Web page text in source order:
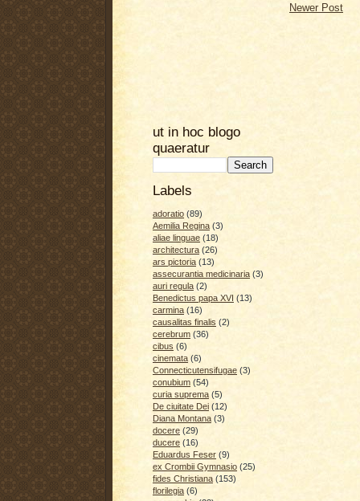
ut in hoc blogo
quaeratur
Labels
adoratio (89)
Aemilia Regina (3)
aliae linguae (18)
architectura (26)
ars pictoria (13)
assecurantia medicinaria (3)
auri regula (2)
Benedictus papa XVI (13)
carmina (16)
causalitas finalis (2)
cerebrum (36)
cibus (6)
cinemata (6)
Connecticutensifugae (3)
conubium (54)
curia suprema (5)
De ciuitate Dei (12)
Diana Montana (3)
docere (29)
ducere (16)
Eduardus Feser (9)
ex Crombii Gymnasio (25)
fides Christiana (153)
florilegia (6)
Newer Post